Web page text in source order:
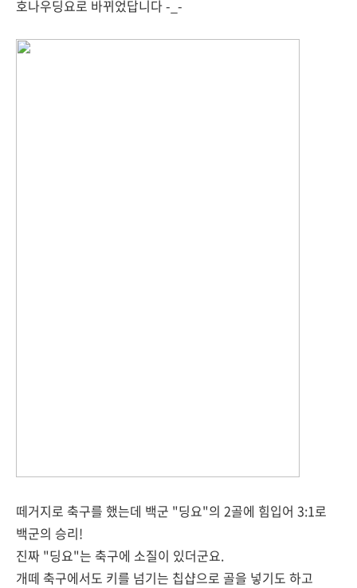
호나우딩요로 바뀌었답니다 -_-
떼거지로 축구를 했는데 백군 "딩요"의 2골에 힘입어 3:1로
백군의 승리!
진짜 "딩요"는 축구에 소질이 있더군요.
개떼 축구에서도 키를 넘기는 칩샵으로 골을 넣기도 하고